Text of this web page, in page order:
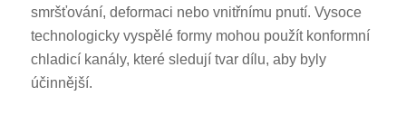
smršťování, deformaci nebo vnitřnímu pnutí. Vysoce
technologicky vyspělé formy mohou použít konformní
chladicí kanály, které sledují tvar dílu, aby byly
účinnější.